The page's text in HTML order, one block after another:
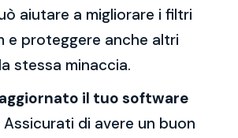
aiutare a migliorare i filtri
e proteggere anche altri
stessa minaccia.
il tuo software
Assicurati di avere un buon